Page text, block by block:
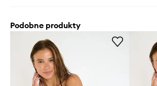
Podobne produkty